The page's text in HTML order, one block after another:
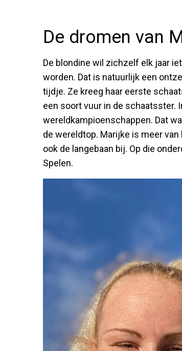
De dromen van
De blondine wil zichzelf elk jaar
worden. Dat is natuurlijk een
tijdje. Ze kreeg haar eerste
een soort vuur in de schaatsster.
wereldkampioenschappen. Dat
de wereldtop. Marijke is meer
ook de langebaan bij. Op die
Spelen.